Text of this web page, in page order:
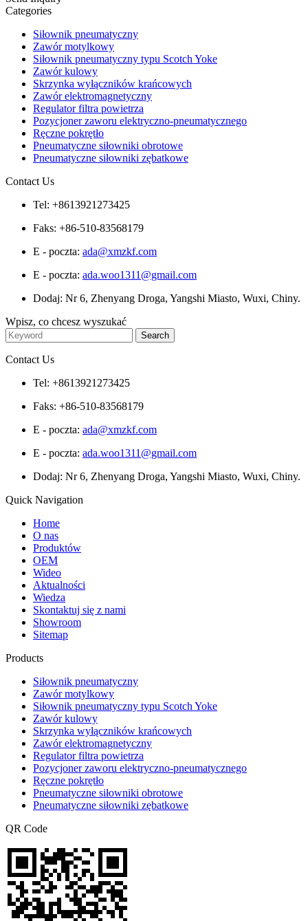
Categories
Siłownik pneumatyczny
Zawór motylkowy
Siłownik pneumatyczny typu Scotch Yoke
Zawór kulowy
Skrzynka wyłączników krańcowych
Zawór elektromagnetyczny
Regulator filtra powietrza
Pozycjoner zaworu elektryczno-pneumatycznego
Ręczne pokrętło
Pneumatyczne siłowniki obrotowe
Pneumatyczne siłowniki zębatkowe
Contact Us
Tel: +8613921273425
Faks: +86-510-83568179
E - poczta: ada@xmzkf.com
E - poczta: ada.woo1311@gmail.com
Dodaj: Nr 6, Zhenyang Droga, Yangshi Miasto, Wuxi, Chiny.
Wpisz, co chcesz wyszukać
Contact Us
Tel: +8613921273425
Faks: +86-510-83568179
E - poczta: ada@xmzkf.com
E - poczta: ada.woo1311@gmail.com
Dodaj: Nr 6, Zhenyang Droga, Yangshi Miasto, Wuxi, Chiny.
Quick Navigation
Home
O nas
Produktów
OEM
Wideo
Aktualności
Wiedza
Skontaktuj się z nami
Showroom
Sitemap
Products
Siłownik pneumatyczny
Zawór motylkowy
Siłownik pneumatyczny typu Scotch Yoke
Zawór kulowy
Skrzynka wyłączników krańcowych
Zawór elektromagnetyczny
Regulator filtra powietrza
Pozycjoner zaworu elektryczno-pneumatycznego
Ręczne pokrętło
Pneumatyczne siłowniki obrotowe
Pneumatyczne siłowniki zębatkowe
QR Code